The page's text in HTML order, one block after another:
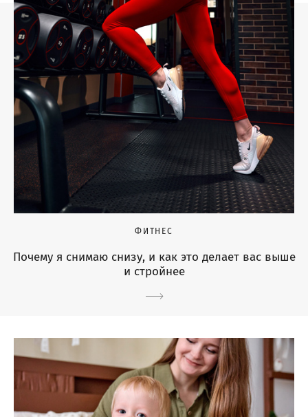
ФИТНЕС
Почему я снимаю снизу, и как это делает вас выше
и стройнее